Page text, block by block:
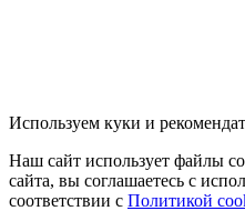
Используем куки и
Наш сайт использует файлы
сайта, вы соглашаетесь с
соответствии с Политикой